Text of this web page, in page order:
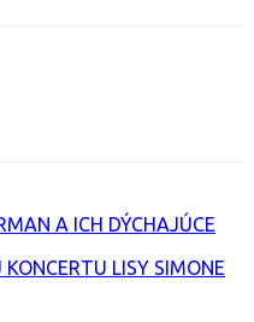
A ICH DÝCHAJÚCE
LISY SIMONE